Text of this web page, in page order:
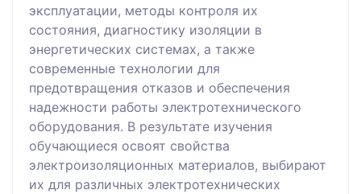
эксплуатации, методы контроля их
состояния, диагностику изоляции в
энергетических системах, а также
современные технологии для
предотвращения отказов и обеспечения
надежности работы электротехнического
оборудования. В результате изучения
обучающиеся освоят свойства
электроизоляционных материалов, выбирают
их для различных электротехнических